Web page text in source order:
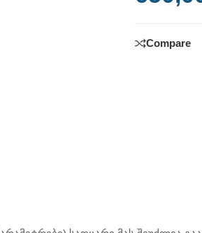
Compare